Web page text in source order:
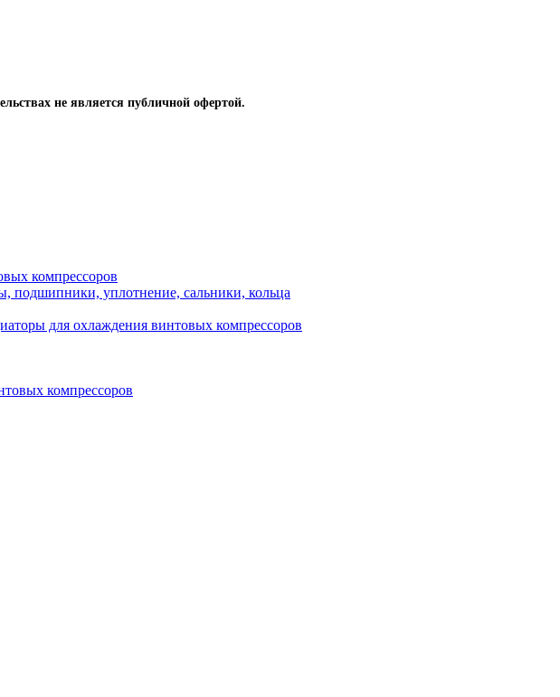
не является публичной офертой.
компрессоров
подшипники, уплотнение, сальники, кольца
для охлаждения винтовых компрессоров
компрессоров